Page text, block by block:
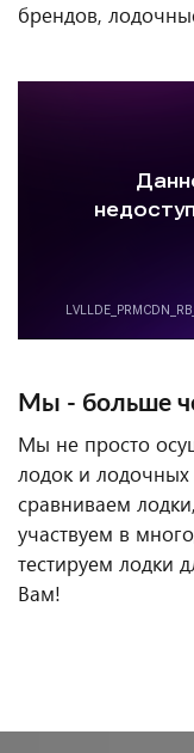
брендов,
Мы - больше
Мы не просто
лодок и
сравниваем
участвуем в
тестируем лодки
Вам!